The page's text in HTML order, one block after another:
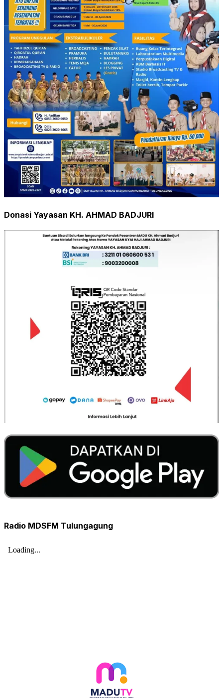
Donasi Yayasan KH. AHMAD BADJURI
Radio MDSFM Tulungagung